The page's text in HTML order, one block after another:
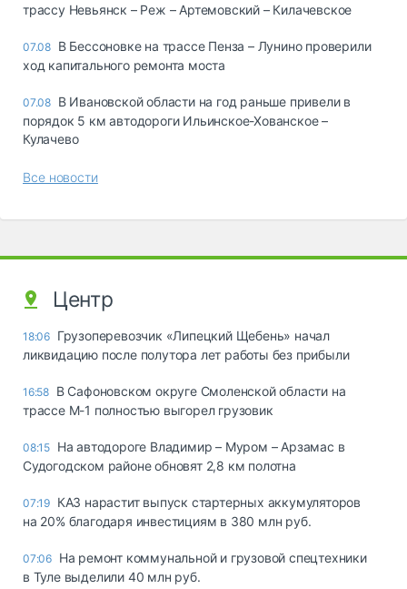
трассу Невьянск – Реж – Артемовский – Килачевское
07.08 В Бессоновке на трассе Пенза – Лунино проверили
ход капитального ремонта моста
07.08 В Ивановской области на год раньше привели в
порядок 5 км автодороги Ильинское-Хованское –
Кулачево
Все новости
Центр
18:06 Грузоперевозчик «Липецкий Щебень» начал
ликвидацию после полутора лет работы без прибыли
16:58 В Сафоновском округе Смоленской области на
трассе М-1 полностью выгорел грузовик
08:15 На автодороге Владимир – Муром – Арзамас в
Судогодском районе обновят 2,8 км полотна
07:19 КАЗ нарастит выпуск стартерных аккумуляторов
на 20% благодаря инвестициям в 380 млн руб.
07:06 На ремонт коммунальной и грузовой спецтехники
в Туле выделили 40 млн руб.